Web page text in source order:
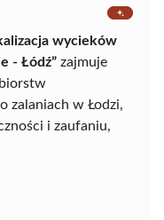
wycieków
- Łódź” zajmuje
zalaniach w Łodzi,
i zaufaniu,